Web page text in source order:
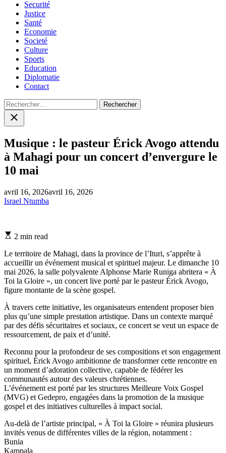
Securité
Justice
Santé
Economie
Societé
Culture
Sports
Education
Diplomatie
Contact
Rechercher :
Close
search
Musique : le pasteur Érick Avogo attendu
à Mahagi pour un concert d’envergure le
10 mai
avril 16, 2026avril 16, 2026
Israel Ntumba
Estimated
time
2 min read
Le territoire de Mahagi, dans la province de l’Ituri, s’apprête à
accueillir un événement musical et spirituel majeur. Le dimanche 10
mai 2026, la salle polyvalente Alphonse Marie Runiga abritera « À
Toi la Gloire », un concert live porté par le pasteur Érick Avogo,
figure montante de la scène gospel.
À travers cette initiative, les organisateurs entendent proposer bien
plus qu’une simple prestation artistique. Dans un contexte marqué
par des défis sécuritaires et sociaux, ce concert se veut un espace de
ressourcement, de paix et d’unité.
Reconnu pour la profondeur de ses compositions et son engagement
spirituel, Érick Avogo ambitionne de transformer cette rencontre en
un moment d’adoration collective, capable de fédérer les
communautés autour des valeurs chrétiennes.
L’événement est porté par les structures Meilleure Voix Gospel
(MVG) et Gedepro, engagées dans la promotion de la musique
gospel et des initiatives culturelles à impact social.
Au-delà de l’artiste principal, « À Toi la Gloire » réunira plusieurs
invités venus de différentes villes de la région, notamment :
Bunia
Kampala